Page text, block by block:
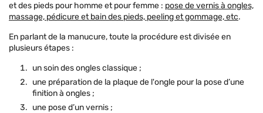
et des pieds pour homme et pour femme : pose de vernis à ongles,
massage, pédicure et bain des pieds, peeling et gommage, etc.
En parlant de la manucure, toute la procédure est divisée en
plusieurs étapes :
un soin des ongles classique ;
une préparation de la plaque de l'ongle pour la pose d’une
finition à ongles ;
une pose d’un vernis ;